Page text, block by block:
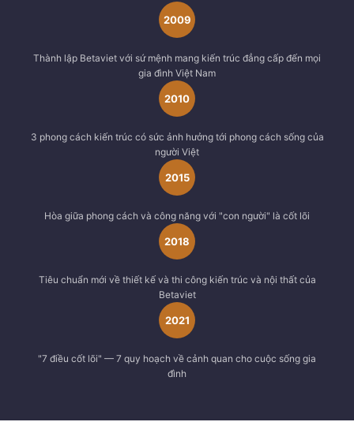
2009
Thành lập Betaviet với sứ mệnh mang kiến trúc đẳng cấp đến mọi
gia đình Việt Nam
2010
3 phong cách kiến trúc có sức ảnh hưởng tới phong cách sống của
người Việt
2015
Hòa giữa phong cách và công năng với "con người" là cốt lõi
2018
Tiêu chuẩn mới về thiết kế và thi công kiến trúc và nội thất của
Betaviet
2021
"7 điều cốt lõi" — 7 quy hoạch về cảnh quan cho cuộc sống gia
đình